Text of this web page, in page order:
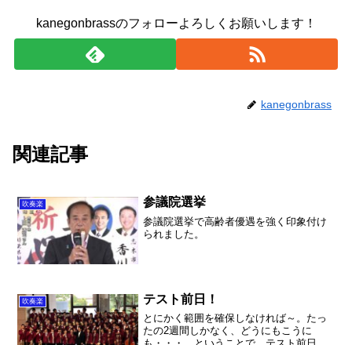
kanegonbrassのフォローよろしくお願いします！
kanegonbrass
関連記事
吹奏楽 参議院選挙
参議院選挙で高齢者優遇を強く印象付け
られました。
吹奏楽 テスト前日！
とにかく範囲を確保しなければ～。たっ
たの2週間しかなく、どうにもこうに